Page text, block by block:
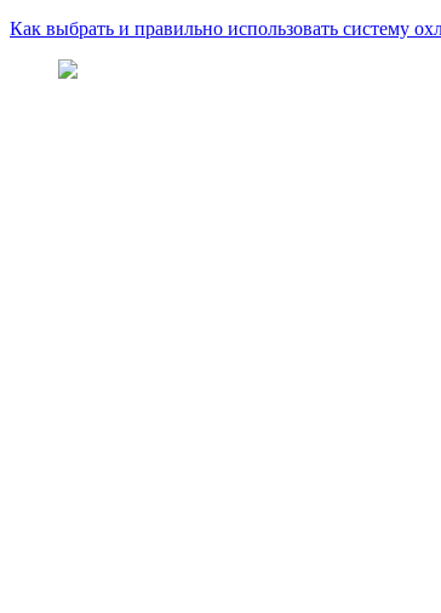
Как выбрать и правильно использовать систему